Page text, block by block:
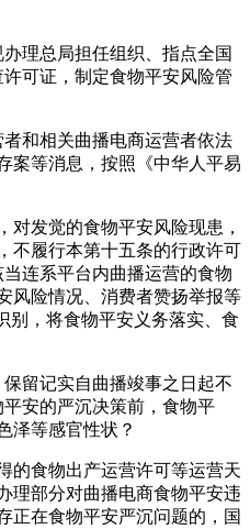
理总局担任组织、指点全国
可证，制定食物平安风险管
和相关曲播电商运营者依法
案等消息，按照《中华人平易
发觉的食物平安风险现患，
不履行本第十五条的行政许可
连系平台内曲播运营的食物
风险情况、消费者赞扬举报等
别，将食物平安义务落实、食
留记实自曲播竣事之日起不
安的严沉决策前，食物平
泽等感官性状？
食物出产运营许可等运营天
理部分对曲播电商食物平安违
正在食物平安严沉问题的，国